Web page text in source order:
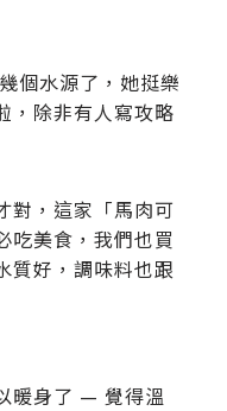
個水源了，她挺樂
，除非有人寫攻略
對，這家「馬肉可
吃美食，我們也買
質好，調味料也跟
暖身了 — 覺得溫